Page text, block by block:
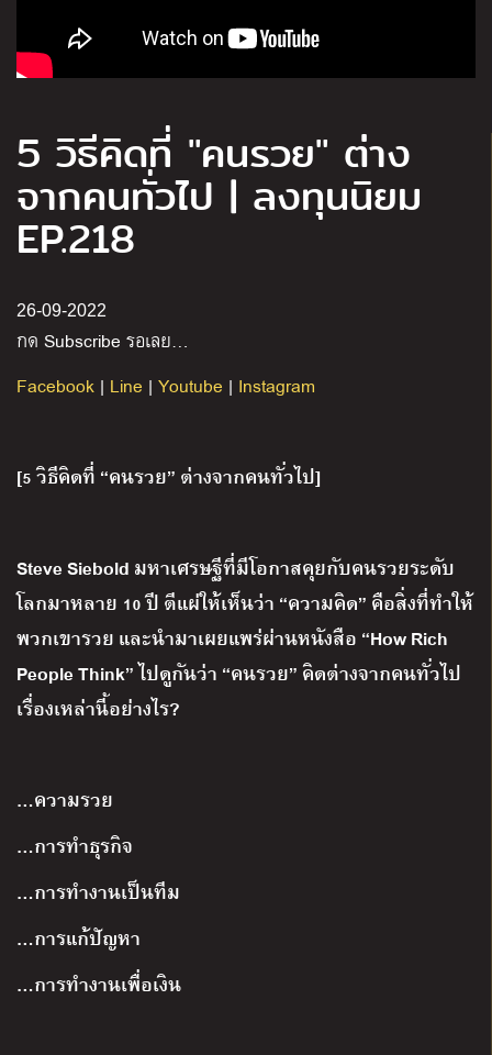
5 วิธีคิดที่ "คนรวย" ต่าง
จากคนทั่วไป | ลงทุนนิยม
EP.218
26-09-2022
กด Subscribe รอเลย…
Facebook | Line | Youtube | Instagram
[5วิธีคิดที่ “คนรวย” ต่างจากคนทั่วไป]
Steve Siebold มหาเศรษฐีที่มีโอกาสคุยกับคนรวยระดับ
โลกมาหลาย 10ปี ตีแผ่ให้เห็นว่า “ความคิด” คือสิ่งที่ทำให้
พวกเขารวย และนำมาเผยแพร่ผ่านหนังสือ “How Rich
People Think”ไปดูกันว่า “คนรวย”คิดต่างจากคนทั่วไป
เรื่องเหล่านี้อย่างไร?
…ความรวย
…การทำธุรกิจ
…การทำงานเป็นทีม
…การแก้ปัญหา
…การทำงานเพื่อเงิน